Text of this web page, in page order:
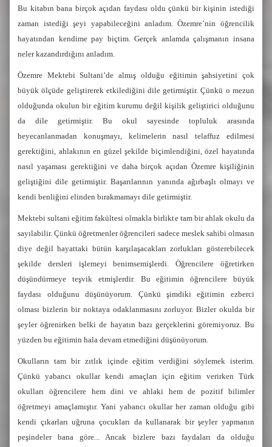
Bu kitabın bana birçok açıdan faydası oldu çünkü bir kişinin istediği
zaman istediği şeyi yapabileceğini anladım. Özemre’nin öğrencilik
hayatından kendime pay biçtim. Gerçek anlamda çalışmanın insana
neler kazandırdığını anladım.
Özemre Mektebi Sultani’de almış olduğu eğitimin şahsiyetini çok
büyük ölçüde geliştirerek etkilediğini dile getirmiştir. Çünkü o mezun
olduğunda okulun bir eğitim kurumu değil kişilik geliştirici olduğunu
da dile getirmiştir. Bu okul sayesinde topluluk arasında
heyecanlanmadan konuşmayı, kelimelerin nasıl telaffuz edilmesi
gerektiğini, ahlakının en güzel şekilde biçimlendiğini, özel hayatında
nasıl yaşaması gerektiğini ve daha birçok açıdan Özemre kişiliğinin
geliştiğini dile getirmiştir. Başarılarının yanında ağırbaşlı olmayı ve
kendi benliğini elinden bırakmamayı dile getirmiştir.
Mektebi sultani eğitim fakültesi olmakla birlikte tam bir ahlak okulu da
sayılabilir. Çünkü öğretmenler öğrencileri sadece meslek sahibi olmasın
diye değil hayattaki bütün karşılaşacakları zorlukları gösterebilecek
şekilde dersleri işlemeyi benimsemişlerdi. Öğrencilere öğretirken
düşündürmeye teşvik etmişlerdir. Bu eğitimin öğrencilere büyük
faydası olduğunu düşünüyorum. Çünkü şimdiki eğitimin ezberci
olması bizlerin bir noktaya odaklanmasını zorluyor. Bizler okulda bir
şeyler öğrenirken belki de hayatın bazı gerçeklerini göremiyoruz. Bu
yüzden bu eğitimin hala devam etmediğini düşünüyorum.
Okulların tam bir zıtlık içinde eğitim verdiğini söylemek isterim.
Çünkü yabancı okullar kendi amaçları için eğitim verirken Türk
okulları öğrencilere hem dini ve ahlaki hem de pozitif bilimler
öğretmeyi amaçlamıştır. Yani yabancı okullar her zaman olduğu gibi
kendi çıkarları uğruna çocukları da kullanarak bir şeyler yapmanın
peşindeler bana göre... Ancak bizlere bazı faydaları da olduğu